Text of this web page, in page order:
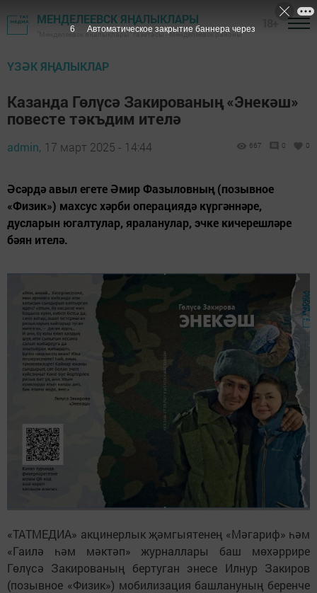
МЕНДЕЛЕЕВСК ЯҢАЛЫКЛАРЫ
"Менделеевск яңалыклары" газетасы - Менделеевск районы
ҮЗӘК ЯҢАЛЫКЛАР
Казанда Гөлүсә Закированың «Энекәш»
повесте тәкъдим ителә
admin, 17 март 2025 - 14:44 667 0 0
Әсәрдә авыл егете Әмир Фазыловның (позывное
«Физик») махсус хәрби операциядә күргәннәре,
дусларын югалтулар, яраланулар, эчке кичерешләре
бәян ителә.
«ТАТМЕДИА» акцинерлык җәмгыятенең «Мәгариф» һәм
«Гаилә һәм мәктәп» журналлары баш мөхәррире
Гөлүсә Закированың бертуган энесе Илнур Закиров
(позывное «Физик») мобилизация башлануның беренче
5 Автоматическое закрытие баннера через